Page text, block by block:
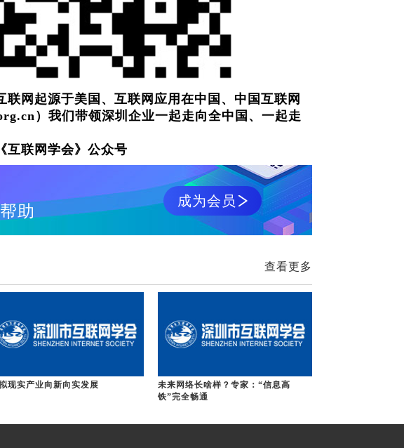
网起源于美国、互联网应用在中国、中国互联网
）我们带领深圳企业一起走向全中国、一起走
互联网学会》公众号
助
成为会员
查看更多
现实产业向新向实发展
未来网络长啥样？专家：“信息高
铁”完全畅通